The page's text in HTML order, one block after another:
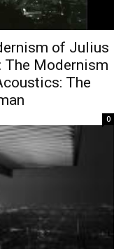
of Julius
The Modernism
The
0